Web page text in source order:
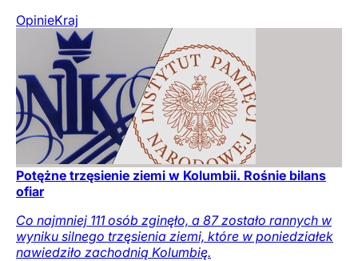
OpinieKraj
Potężne trzęsienie ziemi w Kolumbii. Rośnie bilans
ofiar
Co najmniej 111 osób zginęło, a 87 zostało rannych w
wyniku silnego trzęsienia ziemi, które w poniedziałek
nawiedziło zachodnią Kolumbię.